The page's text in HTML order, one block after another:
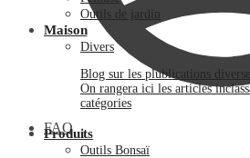
FAQ
Outils de jardin
Maison
Divers
Blog sur les plublications
On rangera ici les articles
catégories
Produits
Outils Bonsaï